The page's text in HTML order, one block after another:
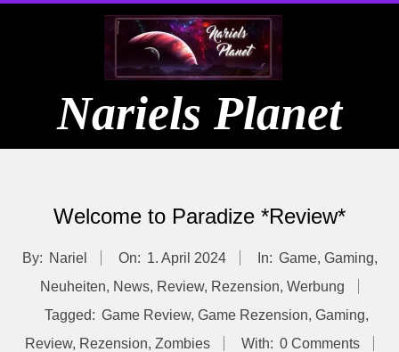
Nariels Planet
Welcome to Paradize *Review*
By: Nariel On: 1. April 2024 In: Game, Gaming,
Neuheiten, News, Review, Rezension, Werbung
Tagged: Game Review, Game Rezension, Gaming,
Review, Rezension, Zombies With: 0 Comments